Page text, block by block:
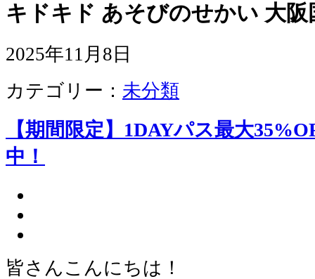
キドキド あそびのせかい 大
2025年11月8日
カテゴリー： 未分類
【期間限定】1DAYパス最大
中！
皆さんこんにちは！